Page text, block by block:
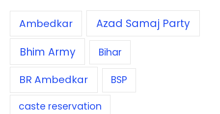
Ambedkar
Azad Samaj Party
Bhim Army
Bihar
BR Ambedkar
BSP
caste reservation